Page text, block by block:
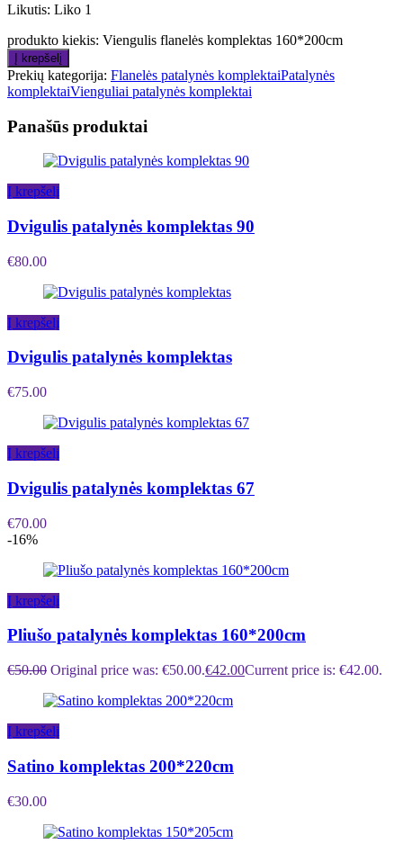
Likutis: Liko 1
produkto kiekis: Viengulis flanelės komplektas 160*200cm
Į krepšelį
Prekių kategorija: Flanelės patalynės komplektaiPatalynės
komplektaiVienguliai patalynės komplektai
Panašūs produktai
Į krepšelį
Dvigulis patalynės komplektas 90
€80.00
Į krepšelį
Dvigulis patalynės komplektas
€75.00
Į krepšelį
Dvigulis patalynės komplektas 67
€70.00
-16%
Į krepšelį
Pliušo patalynės komplektas 160*200cm
€50.00 Original price was: €50.00.€42.00Current price is: €42.00.
Į krepšelį
Satino komplektas 200*220cm
€30.00